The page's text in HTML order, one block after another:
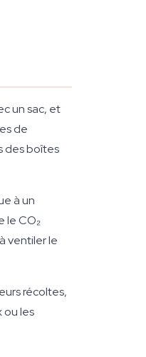
un sac, et
de
des boîtes
à un
le CO₂
ventiler le
récoltes,
ou les